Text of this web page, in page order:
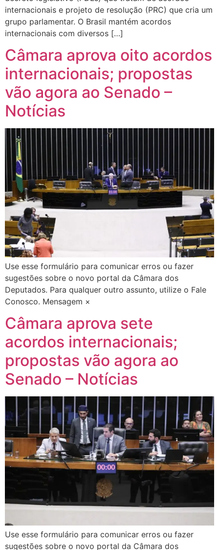
internacionais e projeto de resolução (PRC) que cria um
grupo parlamentar. O Brasil mantém acordos
internacionais com diversos […]
Câmara aprova oito acordos
internacionais; propostas
vão agora ao Senado –
Notícias
Use esse formulário para comunicar erros ou fazer
sugestões sobre o novo portal da Câmara dos
Deputados. Para qualquer outro assunto, utilize o Fale
Conosco. Mensagem ×
Câmara aprova sete
acordos internacionais;
propostas vão agora ao
Senado – Notícias
Use esse formulário para comunicar erros ou fazer
sugestões sobre o novo portal da Câmara dos